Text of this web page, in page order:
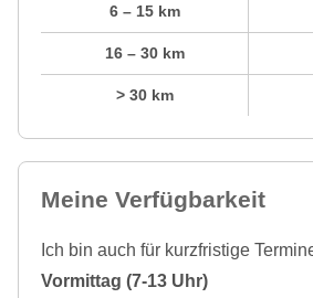
6 – 15 km
16 – 30 km
> 30 km
Meine Verfügbarkeit
Ich bin auch für kurzfristige
Vormittag (7-13 Uhr)